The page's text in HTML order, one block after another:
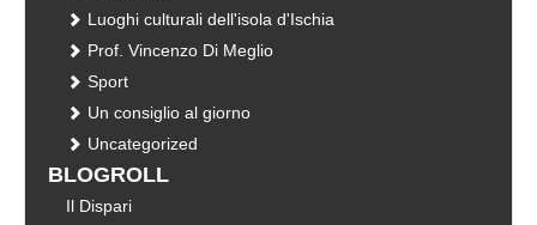
Luoghi culturali dell'isola d'Ischia
Prof. Vincenzo Di Meglio
Sport
Un consiglio al giorno
Uncategorized
BLOGROLL
Il Dispari